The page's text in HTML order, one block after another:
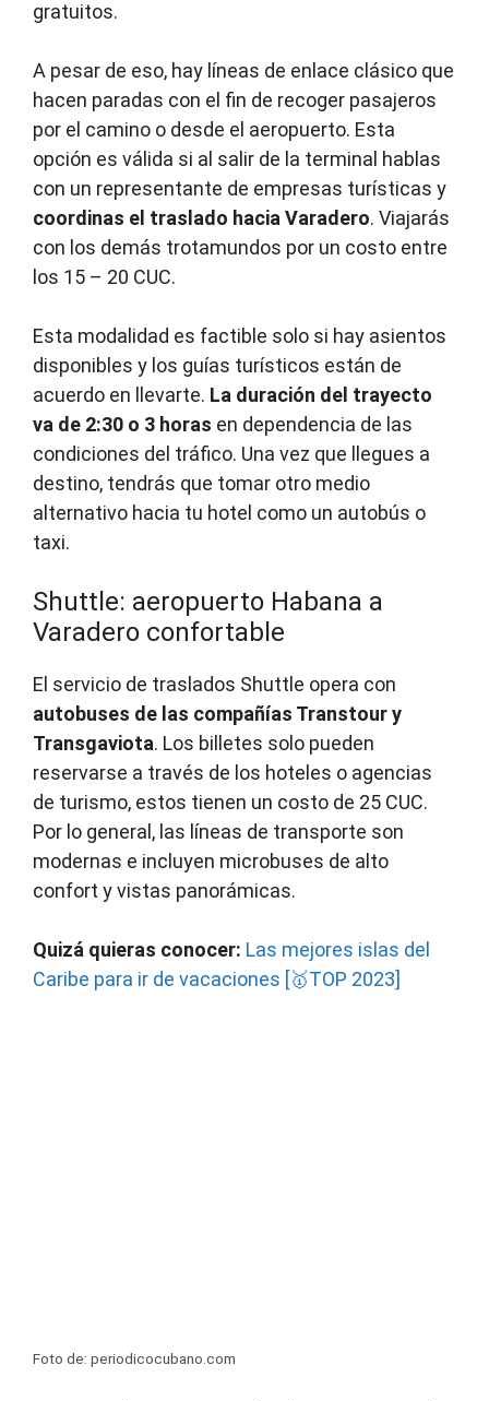
gratuitos.
A pesar de eso, hay líneas de enlace clásico que
hacen paradas con el fin de recoger pasajeros
por el camino o desde el aeropuerto. Esta
opción es válida si al salir de la terminal hablas
con un representante de empresas turísticas y
coordinas el traslado hacia Varadero. Viajarás
con los demás trotamundos por un costo entre
los 15 – 20 CUC.
Esta modalidad es factible solo si hay asientos
disponibles y los guías turísticos están de
acuerdo en llevarte. La duración del trayecto
va de 2:30 o 3 horas en dependencia de las
condiciones del tráfico. Una vez que llegues a
destino, tendrás que tomar otro medio
alternativo hacia tu hotel como un autobús o
taxi.
Shuttle: aeropuerto Habana a
Varadero confortable
El servicio de traslados Shuttle opera con
autobuses de las compañías Transtour y
Transgaviota. Los billetes solo pueden
reservarse a través de los hoteles o agencias
de turismo, estos tienen un costo de 25 CUC.
Por lo general, las líneas de transporte son
modernas e incluyen microbuses de alto
confort y vistas panorámicas.
Quizá quieras conocer: Las mejores islas del
Caribe para ir de vacaciones [🥇TOP 2023]
Foto de: periodicocubano.com